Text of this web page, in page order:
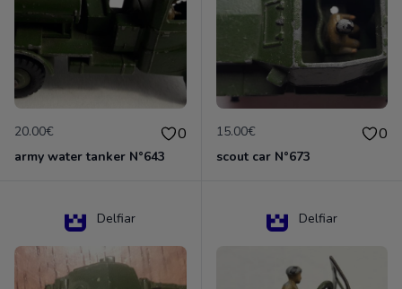
20.00€ 0
army water tanker N°643
15.00€ 0
scout car N°673
Delfiar Delfiar